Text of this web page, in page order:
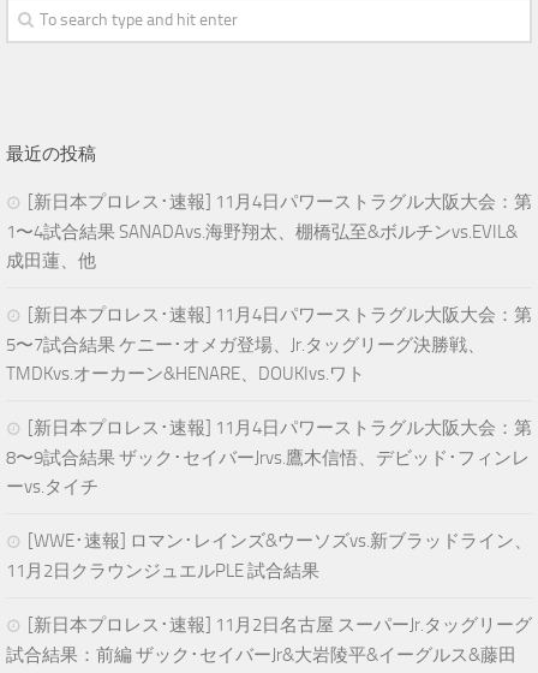
最近の投稿
[新日本プロレス･速報] 11月4日パワーストラグル大阪大会：第
1〜4試合結果 SANADAvs.海野翔太、棚橋弘至&ボルチンvs.EVIL&
成田蓮、他
[新日本プロレス･速報] 11月4日パワーストラグル大阪大会：第
5〜7試合結果 ケニー･オメガ登場、Jr.タッグリーグ決勝戦、
TMDKvs.オーカーン&HENARE、DOUKIvs.ワト
[新日本プロレス･速報] 11月4日パワーストラグル大阪大会：第
8〜9試合結果 ザック･セイバーJrvs.鷹木信悟、デビッド･フィンレ
ーvs.タイチ
[WWE･速報] ロマン･レインズ&ウーソズvs.新ブラッドライン、
11月2日クラウンジュエルPLE 試合結果
[新日本プロレス･速報] 11月2日名古屋 スーパーJr.タッグリーグ
試合結果：前編 ザック･セイバーJr&大岩陵平&イーグルス&藤田